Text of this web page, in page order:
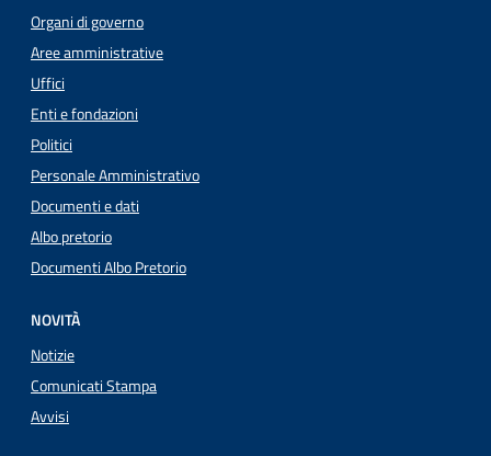
Organi di governo
Aree amministrative
Uffici
Enti e fondazioni
Politici
Personale Amministrativo
Documenti e dati
Albo pretorio
Documenti Albo Pretorio
NOVITÀ
Notizie
Comunicati Stampa
Avvisi